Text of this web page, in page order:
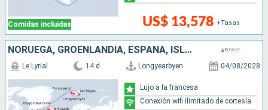
Comidas incluidas US$ 13,578 +Tasas
NORUEGA, GROENLANDIA, ESPAÑA, ISLANDIA
Le Lyrial 14 d Longyearbyen 04/08/2028
Lujo a la francesa
Conexión wifi ilimitado de cortesía